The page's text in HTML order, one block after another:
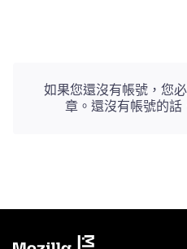
如果您還沒有帳號，您
章。還沒有帳號的話